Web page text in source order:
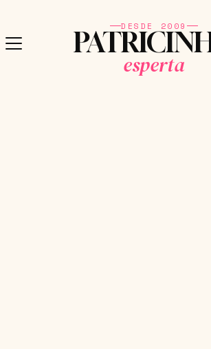
DESDE 2009
esperta